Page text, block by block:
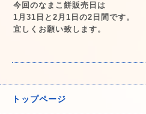
今回のなまこ餅販売日は
1月31日と2月1日の2日間です。
宜しくお願い致します。
トップページ